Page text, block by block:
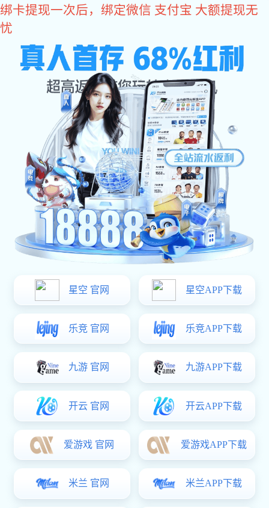
旺财28
新能源领域
智能运维解决方案
解决方案
智能运维解决方案
依托数字化技术与智能化设备的深度融合，旺财28 打造的一站式智能运
维解决方案，覆盖能源项目全生命周期管理，通过智慧能源管控系统、
光伏驾驶舱、清洗机器人、电子地图、智慧喷淋等核心模块协同发力，
彻底革新传统运维模式，实现运维工作的降本、增效、提质。
产品体验